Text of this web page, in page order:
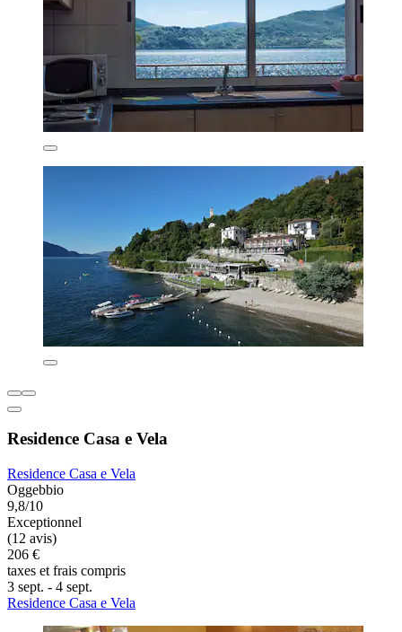
Residence Casa e Vela
Residence Casa e Vela
Oggebbio
9,8/10
Exceptionnel
(12 avis)
206 €
taxes et frais compris
3 sept. - 4 sept.
Residence Casa e Vela